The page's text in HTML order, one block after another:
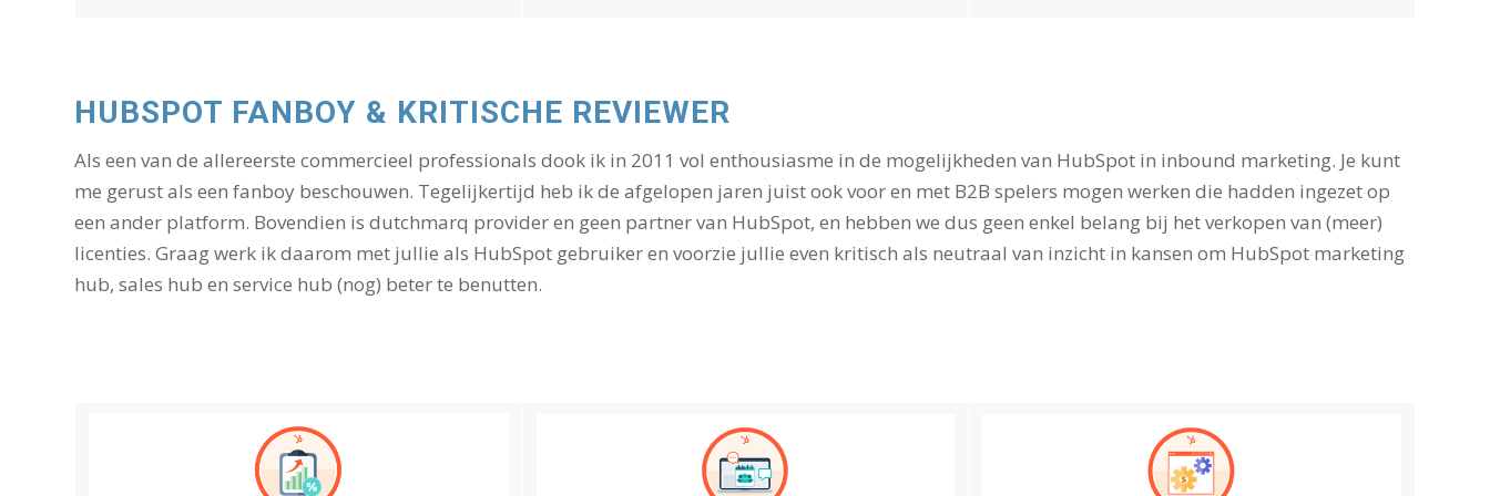
HUBSPOT FANBOY & KRITISCHE REVIEWER
Als een van de allereerste commercieel professionals dook ik in 2011 vol enthousiasme in de mogelijkheden van HubSpot in inbound marketing. Je kunt
me gerust als een fanboy beschouwen. Tegelijkertijd heb ik de afgelopen jaren juist ook voor en met B2B spelers mogen werken die hadden ingezet op
een ander platform. Bovendien is dutchmarq provider en geen partner van HubSpot, en hebben we dus geen enkel belang bij het verkopen van (meer)
licenties. Graag werk ik daarom met jullie als HubSpot gebruiker en voorzie jullie even kritisch als neutraal van inzicht in kansen om HubSpot marketing
hub, sales hub en service hub (nog) beter te benutten.